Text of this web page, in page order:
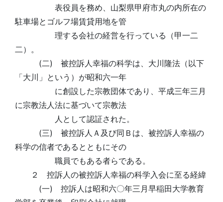
表役員を務め、山梨県甲府市丸の内所在の
駐車場とゴルフ場賃貸用地を管
理する会社の経営を行っている（甲一二
二）。
(二) 被控訴人幸福の科学は、大川隆法（以下
「大川」という）が昭和六一年
に創設した宗教団体であり、平成三年三月
に宗教法人法に基づいて宗教法
人として認証された。
(三) 被控訴人Ａ及び同Ｂは、被控訴人幸福の
科学の信者であるとともにその
職員でもある者らである。
２ 控訴人の被控訴人幸福の科学入会に至る経緯
(一) 控訴人は昭和六〇年三月早稲田大学教育